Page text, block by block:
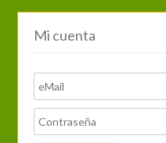
Mi cuenta